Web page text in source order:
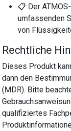
📋 Der
umfassenden
von
Rechtliche
Dieses Produkt
dann den
(MDR). Bitte
qualifiziertes